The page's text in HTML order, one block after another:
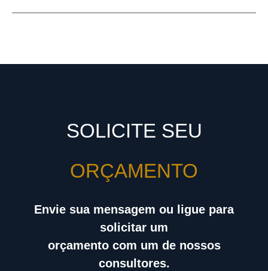
SOLICITE SEU
ORÇAMENTO
Envie sua mensagem ou ligue para
solicitar um
orçamento com um de nossos
consultores.